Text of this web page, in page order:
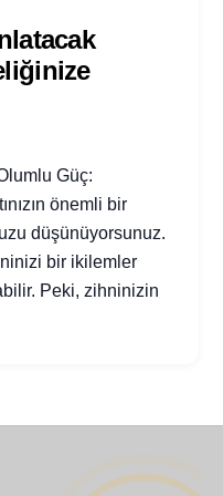
Güç:
önemli bir
düşünüyorsunuz.
bir ikilemler
Peki, zihninizin